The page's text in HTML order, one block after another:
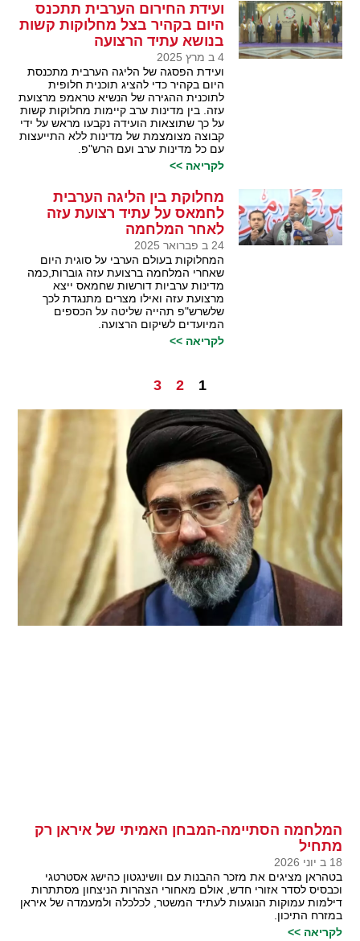
ועידת החירום הערבית תתכנס
היום בקהיר בצל מחלוקות קשות
בנושא עתיד הרצועה
4 ב מרץ 2025
ועידת הפסגה של הליגה הערבית מתכנסת
היום בקהיר כדי להציג תוכנית חלופית
לתוכנית ההגירה של הנשיא טראמפ מרצועת
עזה. בין מדינות ערב קיימות מחלוקות קשות
על כך שתוצאות הועידה נקבעו מראש על ידי
קבוצה מצומצמת של מדינות ללא התייעצות
עם כל מדינות ערב ועם הרש"פ.
לקריאה >>
מחלוקת בין הליגה הערבית
לחמאס על עתיד רצועת עזה
לאחר המלחמה
24 ב פברואר 2025
המחלוקות בעולם הערבי על סוגית היום
שאחרי המלחמה ברצועת עזה גוברות,כמה
מדינות ערביות דורשות שחמאס ייצא
מרצועת עזה ואילו מצרים מתנגדת לכך
שלשרש"פ תהייה שליטה על הכספים
המיועדים לשיקום הרצועה.
לקריאה >>
1
2
3
המלחמה הסתיימה-המבחן האמיתי של איראן רק
מתחיל
18 ב יוני 2026
בטהראן מציגים את מזכר ההבנות עם וושינגטון כהישג אסטרטגי
וכבסיס לסדר אזורי חדש, אולם מאחורי הצהרות הניצחון מסתתרות
דילמות עמוקות הנוגעות לעתיד המשטר, לכלכלה ולמעמדה של איראן
במזרח התיכון.
לקריאה >>